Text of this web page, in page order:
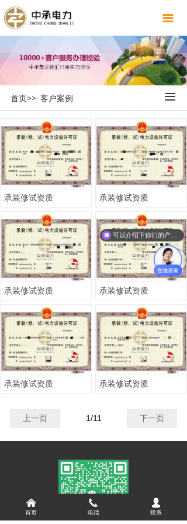
끀
承装修试资质 承装修试资质
承装修试资质 承装修试资质
承装修试资质 承装修试资质
上一页 下一页
1/11
客户案例
首页>> 끀
낀
首页
끅
电话
넙
联系
녠
可以介绍下你们的产品么